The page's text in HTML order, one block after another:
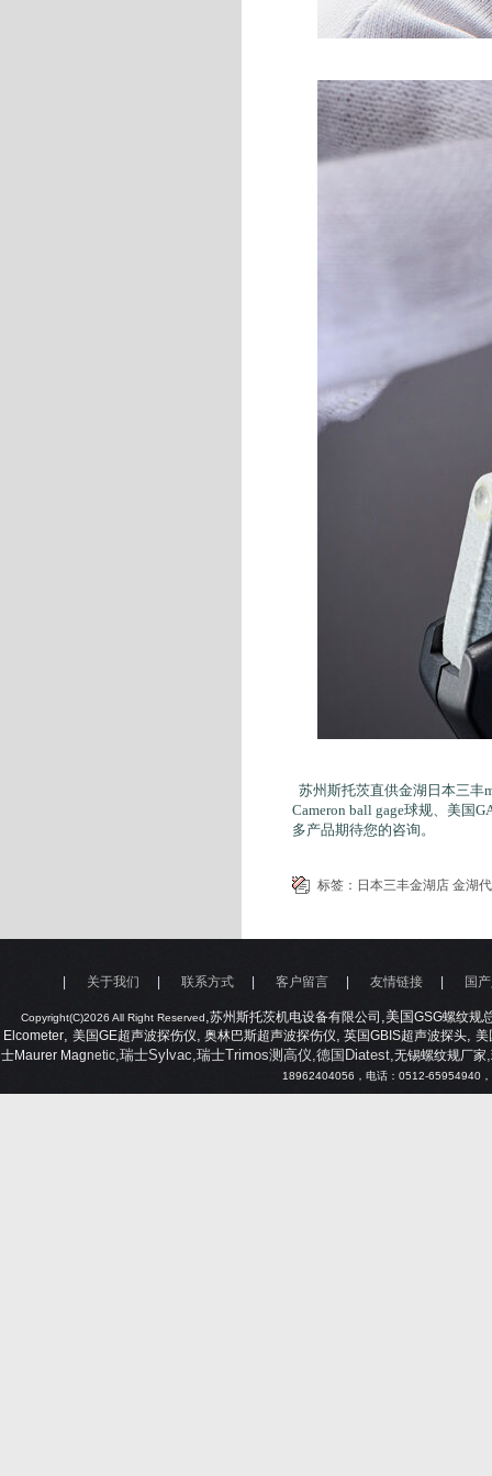
苏州斯托茨直供金湖日本三丰
Cameron ball gage球规、美国
多产品期待您的咨询。
标签： 日本三丰金湖店 金湖
Copyright(C)2026 All Right Reserved,苏州斯托茨机电设备有限公司 ,美国GSG螺纹规
Elcometer, 美国GE超声波探伤仪, 奥林巴斯超声波探伤仪, 英国GBIS超声波探头, 美
士Maurer Magnetic,瑞士Sylvac,瑞士Trimos测高仪,德国Diatest,无锡螺纹规厂家,
18962404056 ，电话：0512-65954940
关于我们 联系方式 客户留言 友情链接 国